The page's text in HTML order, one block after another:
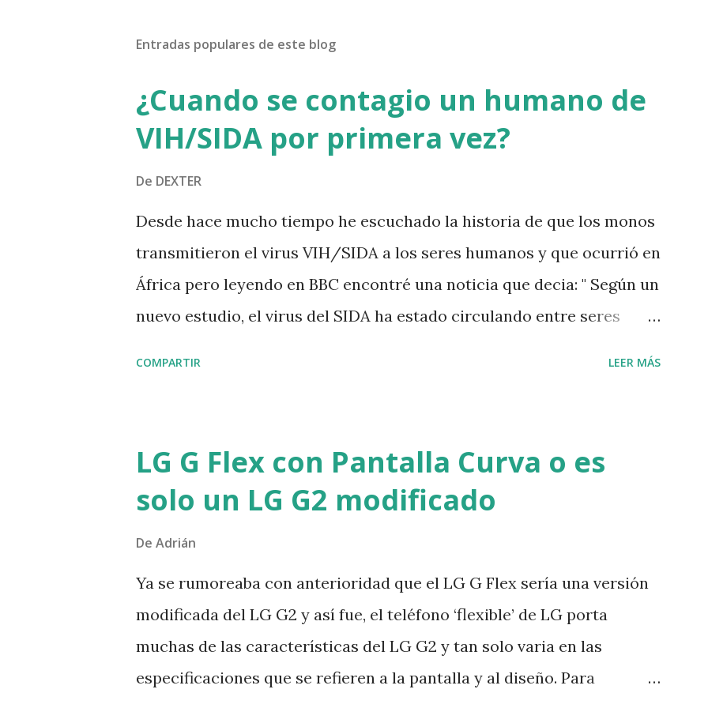
Entradas populares de este blog
¿Cuando se contagio un humano de
VIH/SIDA por primera vez?
De DEXTER
Desde hace mucho tiempo he escuchado la historia de que los monos
transmitieron el virus VIH/SIDA a los seres humanos y que ocurrió en
África pero leyendo en BBC encontré una noticia que decia: " Según un
nuevo estudio, el virus del SIDA ha estado circulando entre seres
en la Republica Democratica del Congo, al compararla con muestras
de humanos y monos infectados recientemente los expertos llegaron
a la conclusión de que el VIH/SIDA salto de los monos a los humanos
COMPARTIR LEER MÁS
LG G Flex con Pantalla Curva o es
solo un LG G2 modificado
De Adrián
Ya se rumoreaba con anterioridad que el LG G Flex sería una versión
modificada del LG G2 y así fue, el teléfono ‘flexible’ de LG porta
muchas de las características del LG G2 y tan solo varia en las
especificaciones que se refieren a la pantalla y al diseño. Para